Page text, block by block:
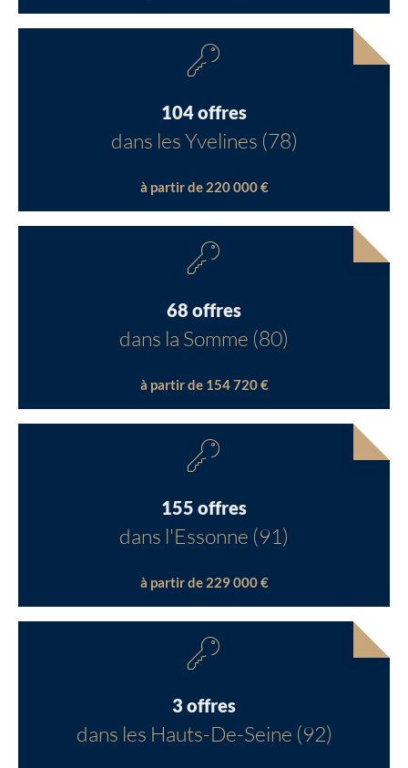
104 offres
dans les Yvelines (78)
à partir de 220 000 €
68 offres
dans la Somme (80)
à partir de 154 720 €
155 offres
dans l'Essonne (91)
à partir de 229 000 €
3 offres
dans les Hauts-De-Seine (92)